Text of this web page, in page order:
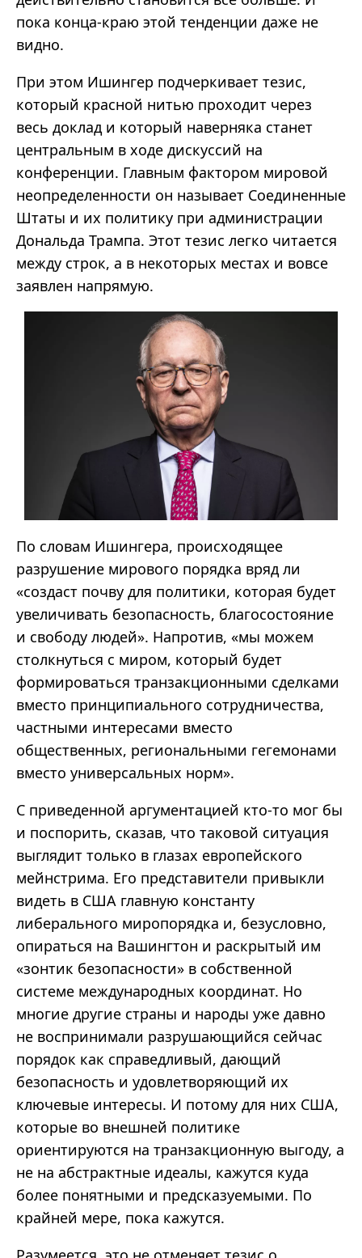
пока конца-краю этой тенденции даже не
видно.
При этом Ишингер подчеркивает тезис,
который красной нитью проходит через
весь доклад и который наверняка станет
центральным в ходе дискуссий на
конференции. Главным фактором мировой
неопределенности он называет Соединенные
Штаты и их политику при администрации
Дональда Трампа. Этот тезис легко читается
между строк, а в некоторых местах и вовсе
заявлен напрямую.
По словам Ишингера, происходящее
разрушение мирового порядка вряд ли
«создаст почву для политики, которая будет
увеличивать безопасность, благосостояние
и свободу людей». Напротив, «мы можем
столкнуться с миром, который будет
формироваться транзакционными сделками
вместо принципиального сотрудничества,
частными интересами вместо
общественных, региональными гегемонами
вместо универсальных норм».
С приведенной аргументацией кто-то мог бы
и поспорить, сказав, что таковой ситуация
выглядит только в глазах европейского
мейнстрима. Его представители привыкли
видеть в США главную константу
либерального миропорядка и, безусловно,
опираться на Вашингтон и раскрытый им
«зонтик безопасности» в собственной
системе международных координат. Но
многие другие страны и народы уже давно
не воспринимали разрушающийся сейчас
порядок как справедливый, дающий
безопасность и удовлетворяющий их
ключевые интересы. И потому для них США,
которые во внешней политике
ориентируются на транзакционную выгоду, а
не на абстрактные идеалы, кажутся куда
более понятными и предсказуемыми. По
крайней мере, пока кажутся.